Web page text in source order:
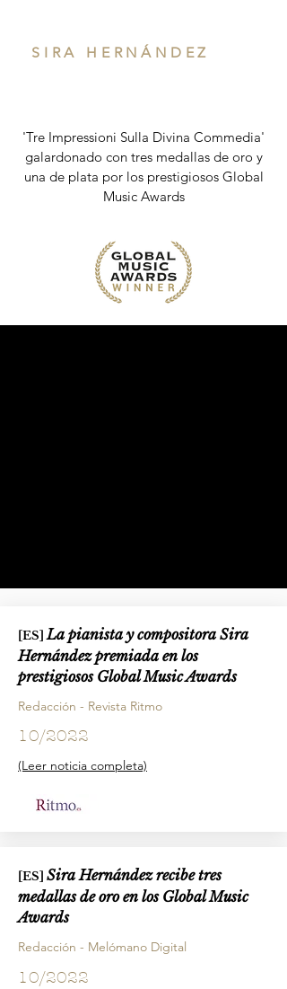
SIRA HERNÁNDEZ
'Tre Impressioni Sulla Divina Commedia'
galardonado con tres medallas de oro y
una de plata por los prestigiosos Global
Music Awards
[ES]La pianista y compositora Sira
Hernández premiada en los
prestigiosos Global Music Awards
Redacción - Revista Ritmo
10/2022
(Leer noticia completa)
[ES] Sira Hernández recibe tres
medallas de oro en los Global Music
Awards
Redacción - Melómano Digital
10/2022